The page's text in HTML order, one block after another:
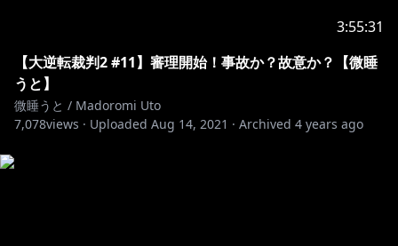
3:55:31
【大逆転裁判2 #11】審理開始！事故か？故意か？【微睡
うと】
微睡うと / Madoromi Uto
7,078views · Uploaded Aug 14, 2021 · Archived 4 years ago